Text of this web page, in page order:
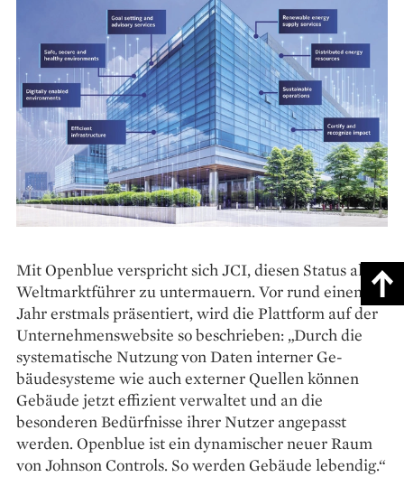
Mit Openblue verspricht sich JCI, diesen Status als
Welt­markt­führer zu untermauern. Vor rund einem
Jahr erstmals präsentiert, wird die Plattform auf der
Unternehmenswebsite so beschrieben: „Durch die
systematische Nutzung von Daten interner Ge­
bäudesysteme wie auch externer Quellen können
Gebäude jetzt effizient verwaltet und an die
besonderen Bedürfnisse ihrer Nutzer angepasst
werden. Openblue ist ein dynamischer neuer Raum
von Johnson Controls. So werden Gebäude lebendig.“